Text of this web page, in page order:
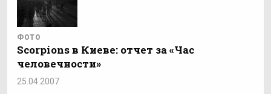
ФОТО
Scorpions в Киеве: отчет за «Час
человечности»
25.04.2007